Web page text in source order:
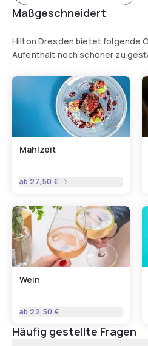
Maßgeschneidert
Hilton Dresden bietet folgende
Aufenthalt noch schöner zu
Mahlzeit
ab 27,50 €
Wein
ab 22,50 €
Häufig gestellte Fragen